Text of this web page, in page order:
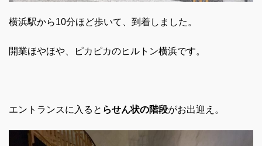
横浜駅から10分ほど歩いて、到着しました。
開業ほやほや、ピカピカのヒルトン横浜です。
エントランスに入ると らせん状の階段がお出迎え。